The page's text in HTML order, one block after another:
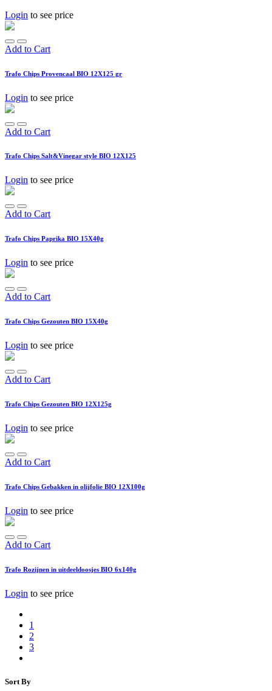
Login to see price
Add to Cart
Trafo Chips Provencaal BIO 12X125 gr
Login to see price
Add to Cart
Trafo Chips Salt&Vinegar style BIO 12X125
Login to see price
Add to Cart
Trafo Chips Paprika BIO 15X40g
Login to see price
Add to Cart
Trafo Chips Gezouten BIO 15X40g
Login to see price
Add to Cart
Trafo Chips Gezouten BIO 12X125g
Login to see price
Add to Cart
Trafo Chips Gebakken in olijfolie BIO 12X100g
Login to see price
Add to Cart
Trafo Rozijnen in uitdeeldoosjes BIO 6x140g
Login to see price
1
2
3
Sort By